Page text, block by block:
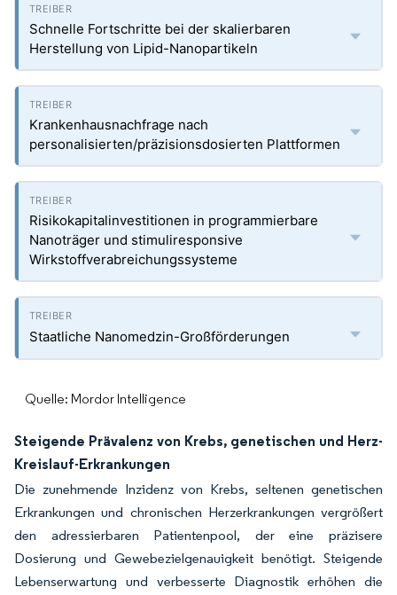
Schnelle Fortschritte bei der skalierbaren
Herstellung von Lipid-Nanopartikeln
Krankenhausnachfrage nach
personalisierten/präzisionsdosierten Plattformen
Risikokapitalinvestitionen in programmierbare
Nanoträger und stimuliresponsive
Wirkstoffverabreichungssysteme
Staatliche Nanomedzin-Großförderungen
Quelle: Mordor Intelligence
Steigende Prävalenz von Krebs, genetischen und Herz-
Kreislauf-Erkrankungen
Die zunehmende Inzidenz von Krebs, seltenen genetischen
Erkrankungen und chronischen Herzerkrankungen vergrößert
den adressierbaren Patientenpool, der eine präzisere
Dosierung und Gewebezielgenauigkeit benötigt. Steigende
Lebenserwartung und verbesserte Diagnostik erhöhen die